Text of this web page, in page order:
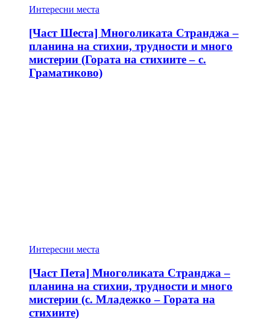
Интересни места
[Част Шеста] Многоликата Странджа –
планина на стихии, трудности и много
мистерии (Гората на стихиите – с.
Граматиково)
Интересни места
[Част Пета] Многоликата Странджа –
планина на стихии, трудности и много
мистерии (с. Младежко – Гората на
стихиите)